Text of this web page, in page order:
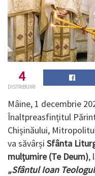
4
DISTRIBUIRI
Mâine, 1 decembrie
Înaltpreasfințitul
Chișinăului,
va săvârși Sfânta
mulțumire (Te Deum),
„Sfântul Ioan